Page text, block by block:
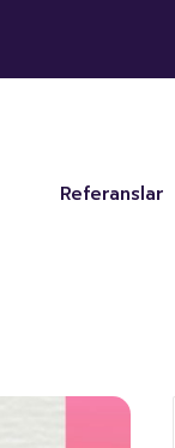
Referanslar